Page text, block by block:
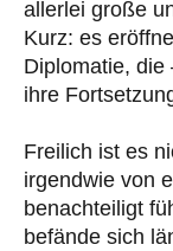
allerlei große
Kurz: es
Diplomatie, die
ihre
Freilich ist es
irgendwie von
benach­teiligt
befände sich